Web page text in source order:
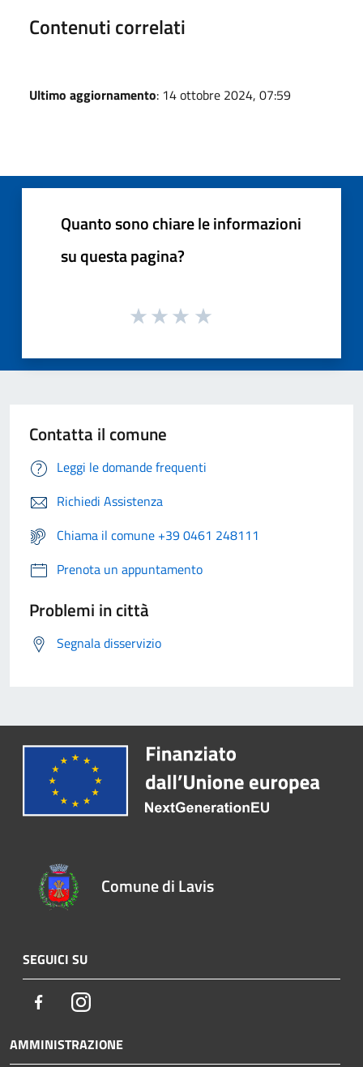
Contenuti correlati
Ultimo aggiornamento: 14 ottobre 2024, 07:59
Quanto sono chiare le informazioni
su questa pagina?
Contatta il comune
Leggi le domande frequenti
Richiedi Assistenza
Chiama il comune +39 0461 248111
Prenota un appuntamento
Problemi in città
Segnala disservizio
Comune di Lavis
SEGUICI SU
FacebookInstagram
AMMINISTRAZIONE